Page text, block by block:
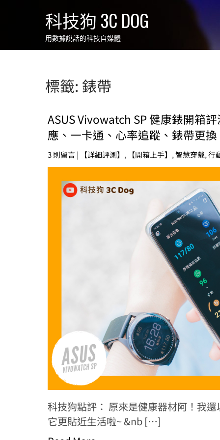
科技狗 3C DOG
用數據說話的科技自媒體
標籤: 錶帶
ASUS Vivowatch SP 健康錶開箱
應、一卡通、心率追蹤、錶帶更
3 則留言| 【詳細評測】 , 【開箱上手】 ,智慧穿戴,行
科技狗點評： 原來是健康器材阿！我
它更貼近生活啦~ &nb […]